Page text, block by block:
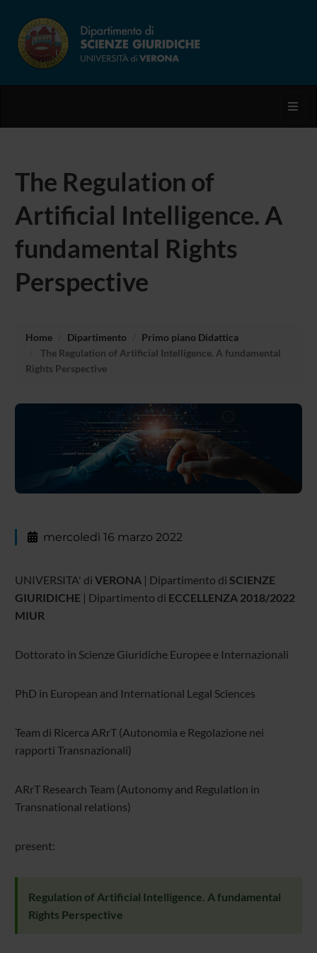
The Regulation of
Artificial Intelligence. A
fundamental Rights
Perspective
Home Dipartimento
Primo piano Didattica
The Regulation of Artificial Intelligence. A fundamental
Rights Perspective
mercoledì 16 marzo 2022
UNIVERSITA' di VERONA| Dipartimento di SCIENZE
GIURIDICHE| Dipartimento di ECCELLENZA 2018/2022
MIUR
Dottorato in Scienze Giuridiche Europee e Internazionali
PhD in European and International Legal Sciences
Team di Ricerca ARrT (Autonomia e Regolazione nei
rapporti Transnazionali)
ARrT Research Team (Autonomy and Regulation in
Transnational relations)
present:
Regulation of Artificial Intelligence. A fundamental
Rights Perspective